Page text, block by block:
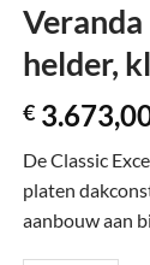
helder,
€
De Classic
platen
aanbouw aan